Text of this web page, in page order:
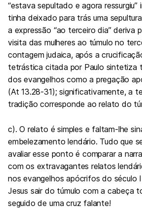
“estava sepultado e agora ressurgiu”
tinha deixado para trás uma
a expressão “ao terceiro dia” deriva
visita das mulheres ao túmulo no
contagem judaica, após a
tetrástica citada por Paulo sintetiza
dos evangelhos como a pregação
(At 13.28-31); significativamente, a
tradição corresponde ao relato do
c). O relato é simples e faltam-lhe
embelezamento lendário. Tudo que
avaliar esse ponto é comparar a
com os extravagantes relatos
nos evangelhos apócrifos do século
Jesus sair do túmulo com a cabeça
seguido de uma cruz falante!